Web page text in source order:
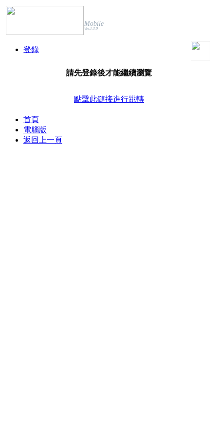
Mobile
Ver.1.3.0
登錄
請先登錄後才能繼續瀏覽
點擊此鏈接進行跳轉
首頁
電腦版
返回上一頁